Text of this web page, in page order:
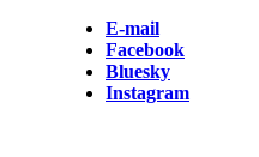
E-mail
Facebook
Bluesky
Instagram